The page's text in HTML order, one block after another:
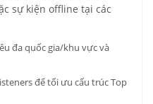
sự kiện offline tại các
đa quốc gia/khu vực và
để tối ưu cấu trúc Top